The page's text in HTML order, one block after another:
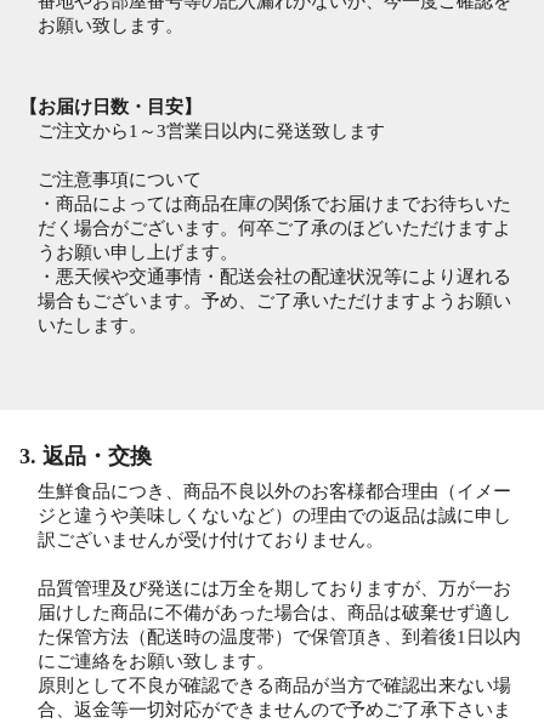
お願い致します。
【お届け日数・目安】
ご注文から1～3営業日以内に発送致します
ご注意事項について
・商品によっては商品在庫の関係でお届けまでお待ちいた
だく場合がございます。何卒ご了承のほどいただけますよ
うお願い申し上げます。
・悪天候や交通事情・配送会社の配達状況等により遅れる
場合もございます。予め、ご了承いただけますようお願い
いたします。
3. 返品・交換
生鮮食品につき、商品不良以外のお客様都合理由（イメー
ジと違うや美味しくないなど）の理由での返品は誠に申し
訳ございませんが受け付けておりません。
品質管理及び発送には万全を期しておりますが、万が一お
届けした商品に不備があった場合は、商品は破棄せず適し
た保管方法（配送時の温度帯）で保管頂き、到着後1日以内
にご連絡をお願い致します。
原則として不良が確認できる商品が当方で確認出来ない場
合、返金等一切対応ができませんので予めご了承下さいま